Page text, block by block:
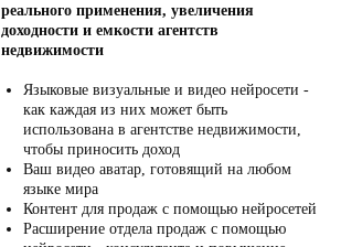
реального применения, увеличения
доходности и емкости агентств
недвижимости
Языковые визуальные и видео нейросети -
как каждая из них может быть
использована в агентстве недвижимости,
чтобы приносить доход
Ваш видео аватар, готовящий на любом
языке мира
Контент для продаж с помощью нейросетей
Расширение отдела продаж с помощью